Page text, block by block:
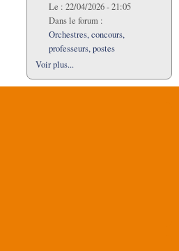
Le : 22/04/2026 - 21:05
Dans le forum :
Orchestres, concours,
professeurs, postes
Voir plus...